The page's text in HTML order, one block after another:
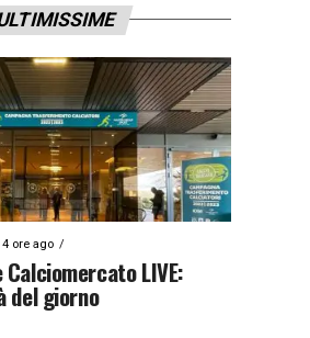
4 ore ago
LIVE:
del giorno